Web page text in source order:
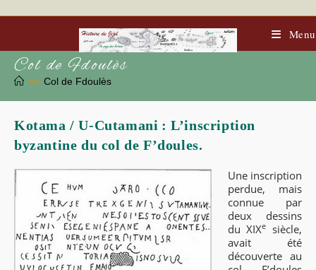
to
Menu
Col de Fdoulès
>> Col de Fdoulès
Kotama / U-Cutamani : L’inscription
byzantine du col de F’doules.
Une inscription
perdue, mais
connue par
deux dessins
duXIXe siècle,
avait été
découverte au